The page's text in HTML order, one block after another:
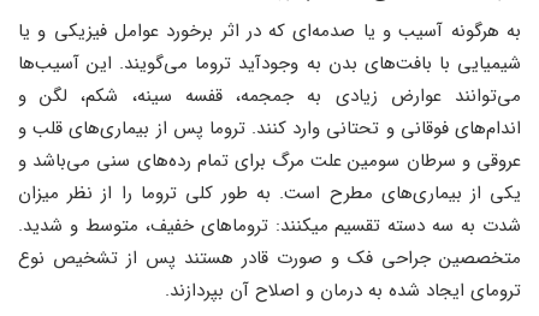
به هرگونه آسیب و یا صدمه‌ای که در اثر برخورد عوامل فیزیکی و یا
شیمیایی با بافت‌های بدن به وجودآید تروما می‌گویند. این آسیب‌ها
می‌توانند عوارض زیادی به جمجمه، قفسه سینه، شکم، لگن و
اندام‌های فوقانی و تحتانی وارد کنند. تروما پس از بیماری‌های قلب و
عروقی و سرطان سومین علت مرگ برای تمام رده‌های سنی می‌باشد و
یکی از بیماری‌های مطرح است. به طور کلی تروما را از نظر میزان
شدت به سه دسته تقسیم میکنند: تروماهای خفیف، متوسط و شدید.
متخصصین جراحی فک و صورت قادر هستند پس از تشخیص نوع
ترومای ایجاد شده به درمان و اصلاح آن بپردازند.